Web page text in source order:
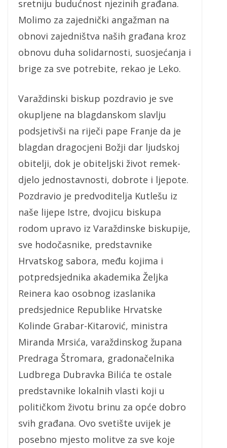
sretniju budućnost njezinih građana.
Molimo za zajednički angažman na
obnovi zajedništva naših građana kroz
obnovu duha solidarnosti, suosjećanja i
brige za sve potrebite, rekao je Leko.
Varaždinski biskup pozdravio je sve
okupljene na blagdanskom slavlju
podsjetivši na riječi pape Franje da je
blagdan dragocjeni Božji dar ljudskoj
obitelji, dok je obiteljski život remek-
djelo jednostavnosti, dobrote i ljepote.
Pozdravio je predvoditelja Kutlešu iz
naše lijepe Istre, dvojicu biskupa
rodom upravo iz Varaždinske biskupije,
sve hodočasnike, predstavnike
Hrvatskog sabora, među kojima i
potpredsjednika akademika Željka
Reinera kao osobnog izaslanika
predsjednice Republike Hrvatske
Kolinde Grabar-Kitarović, ministra
Miranda Mrsića, varaždinskog župana
Predraga Štromara, gradonačelnika
Ludbrega Dubravka Bilića te ostale
predstavnike lokalnih vlasti koji u
političkom životu brinu za opće dobro
svih građana. Ovo svetište uvijek je
posebno mjesto molitve za sve koje